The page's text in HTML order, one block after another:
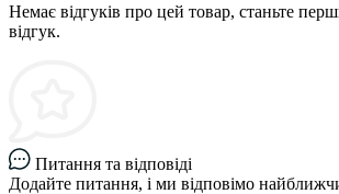
Немає відгуків про цей товар, станьте
відгук.
Питання та відповіді
Додайте питання, і ми відповімо